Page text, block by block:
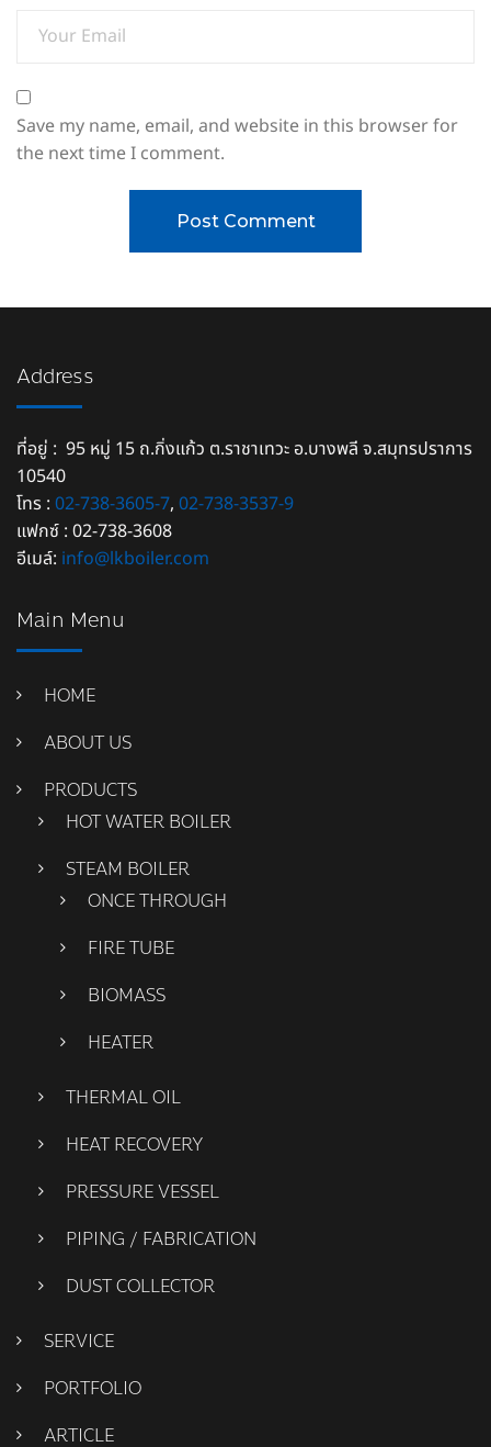
Save my name, email, and website in this browser for
the next time I comment.
Address
ที่อยู่ : 95 หมู่ 15 ถ.กิ่งแก้ว ต.ราชาเทวะ อ.บางพลี จ.สมุทรปราการ
10540
โทร : 02-738-3605-7, 02-738-3537-9
แฟกซ์ : 02-738-3608
อีเมล์: info@lkboiler.com
Main Menu
HOME
ABOUT US
PRODUCTS
HOT WATER BOILER
STEAM BOILER
ONCE THROUGH
FIRE TUBE
BIOMASS
HEATER
THERMAL OIL
HEAT RECOVERY
PRESSURE VESSEL
PIPING / FABRICATION
DUST COLLECTOR
SERVICE
PORTFOLIO
ARTICLE